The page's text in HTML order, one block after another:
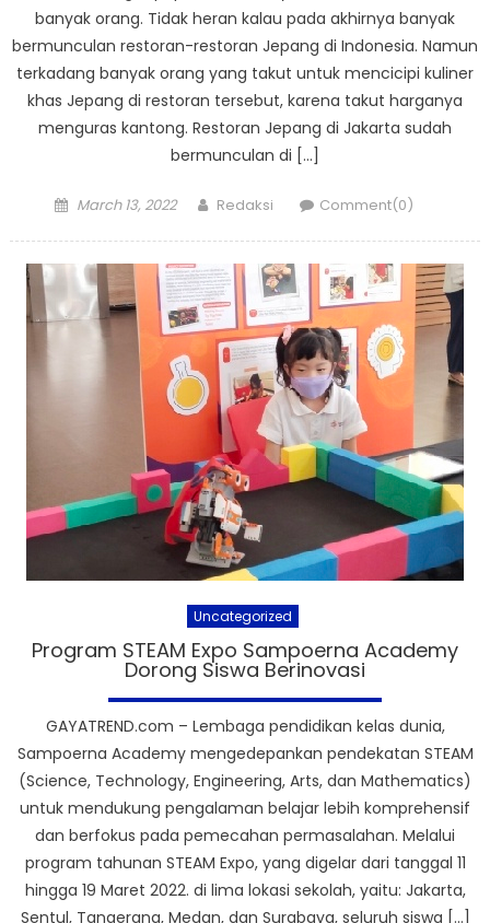
banyak orang. Tidak heran kalau pada akhirnya banyak
bermunculan restoran-restoran Jepang di Indonesia. Namun
terkadang banyak orang yang takut untuk mencicipi kuliner
khas Jepang di restoran tersebut, karena takut harganya
menguras kantong. Restoran Jepang di Jakarta sudah
bermunculan di […]
Posted
March 13, 2022 Author
Redaksi Comment(0)
Uncategorized
Program STEAM Expo Sampoerna Academy
Dorong Siswa Berinovasi
GAYATREND.com – Lembaga pendidikan kelas dunia,
Sampoerna Academy mengedepankan pendekatan STEAM
(Science, Technology, Engineering, Arts, dan Mathematics)
untuk mendukung pengalaman belajar lebih komprehensif
dan berfokus pada pemecahan permasalahan. Melalui
program tahunan STEAM Expo, yang digelar dari tanggal 11
hingga 19 Maret 2022. di lima lokasi sekolah, yaitu: Jakarta,
Sentul, Tangerang, Medan, dan Surabaya, seluruh siswa […]